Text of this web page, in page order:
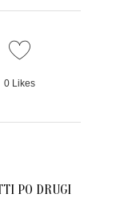
0 Likes
PO DRUGI